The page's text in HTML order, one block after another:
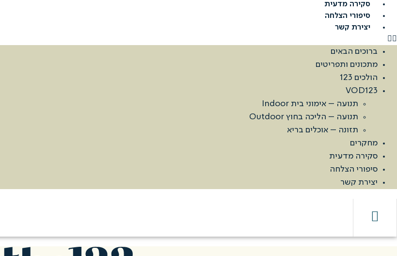
סקירה מדעית
סיפורי הצלחה
יצירת קשר
ברוכים הבאים
מתכונים ותפריטים
הולכים 123
VOD123
תנועה – אימוני בית Indoor
תנועה – הליכה בחוץ Outdoor
תזונה – אוכלים בריא
מחקרים
סקירה מדעית
סיפורי הצלחה
יצירת קשר